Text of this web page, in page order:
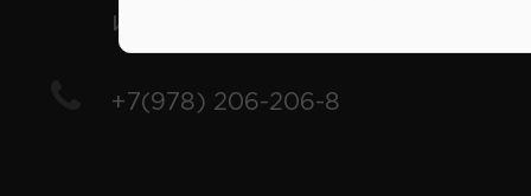
иномарки
+7(978) 206-206-8